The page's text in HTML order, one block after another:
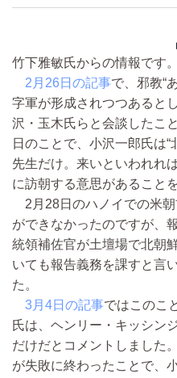
竹下雅敏氏からの情報です。
2月26日の記事で、邪教“
字軍が形成されつつあると
沢・玉木氏らと会談したこ
日のことで、小沢一郎氏は
先生だけ。来いといわれれ
に訪朝する意思があること
2月28日のハノイでの米朝
ができなかったのですが、
統領補佐官が土壇場で北朝
いても報告義務を課すと言
た。
3月4日の記事ではこのこ
氏は、ヘンリー・キッシン
だけだとコメントしました
が失敗に終わったことで、